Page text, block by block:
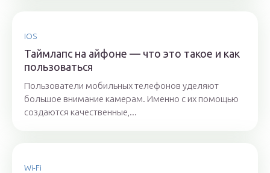
IOS
Таймлапс на айфоне — что это такое и как
пользоваться
Пользователи мобильных телефонов уделяют
большое внимание камерам. Именно с их помощью
создаются качественные,...
Wi-Fi